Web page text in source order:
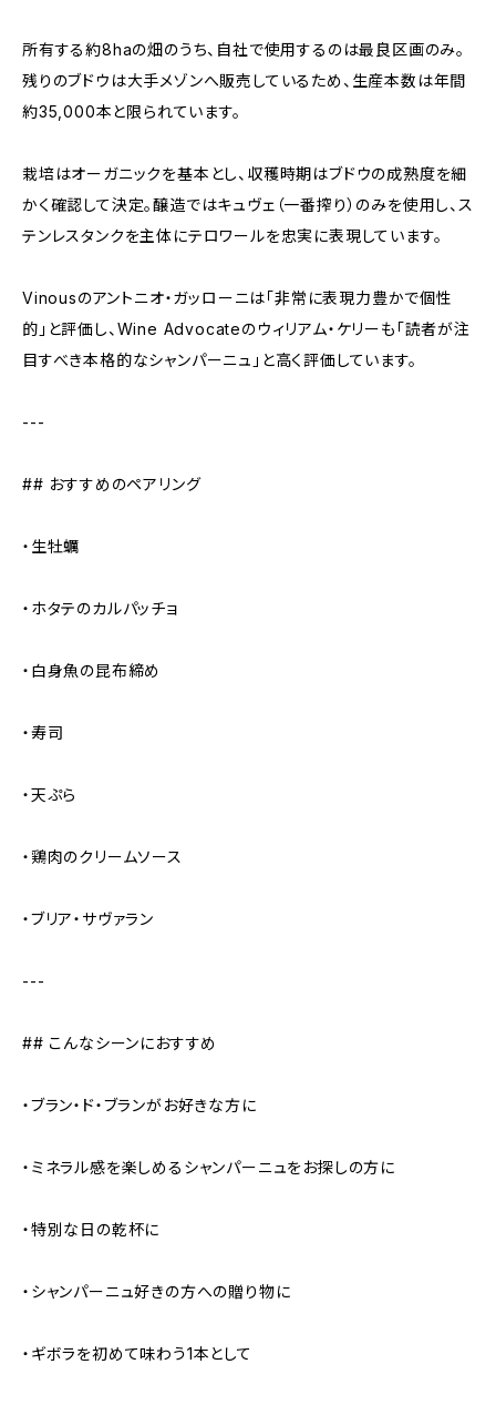
所有する約8haの畑のうち、自社で使用するのは最良区画のみ。
残りのブドウは大手メゾンへ販売しているため、生産本数は年間
約35,000本と限られています。
栽培はオーガニックを基本とし、収穫時期はブドウの成熟度を細
かく確認して決定。醸造ではキュヴェ（一番搾り）のみを使用し、ス
テンレスタンクを主体にテロワールを忠実に表現しています。
Vinousのアントニオ・ガッローニは「非常に表現力豊かで個性
的」と評価し、Wine Advocateのウィリアム・ケリーも「読者が注
目すべき本格的なシャンパーニュ」と高く評価しています。
---
## おすすめのペアリング
・生牡蠣
・ホタテのカルパッチョ
・白身魚の昆布締め
・寿司
・天ぷら
・鶏肉のクリームソース
・ブリア・サヴァラン
---
## こんなシーンにおすすめ
・ブラン・ド・ブランがお好きな方に
・ミネラル感を楽しめるシャンパーニュをお探しの方に
・特別な日の乾杯に
・シャンパーニュ好きの方への贈り物に
・ギボラを初めて味わう1本として